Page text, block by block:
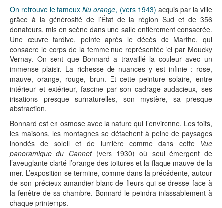
On retrouve le fameuxNu orange, (vers 1943) acquis par la ville
grâce à la générosité de l’État de la région Sud et de 356
donateurs, mis en scène dans une salle entièrement consacrée.
Une œuvre tardive, peinte après le décès de Marthe, qui
consacre le corps de la femme nue représentée ici par Moucky
Vernay. On sent que Bonnard a travaillé la couleur avec un
immense plaisir. La richesse de nuances y est infinie : rose,
mauve, orange, rouge, brun. Et cette peinture solaire, entre
intérieur et extérieur, fascine par son cadrage audacieux, ses
irisations presque surnaturelles, son mystère, sa presque
abstraction.
Bonnard est en osmose avec la nature qui l’environne. Les toits,
les maisons, les montagnes se détachent à peine de paysages
inondés de soleil et de lumière comme dans cette Vue
panoramique du Cannet(vers 1930) où seul émergent de
l’aveuglante clarté l’orange des toitures et la flaque mauve de la
mer. L’exposition se termine, comme dans la précédente, autour
de son précieux amandier blanc de fleurs qui se dresse face à
la fenêtre de sa chambre. Bonnard le peindra inlassablement à
chaque printemps.